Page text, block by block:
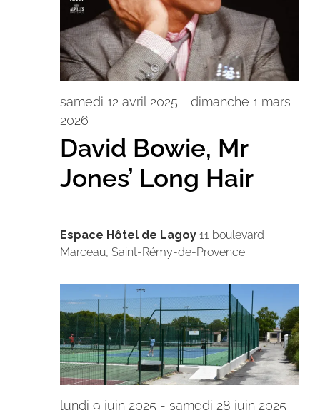
David Bowie, Mr
Jones’ Long Hair
samedi 12 avril 2025 - dimanche 1 mars
2026
Espace Hôtel de Lagoy 11 boulevard
Marceau, Saint-Rémy-de-Provence
lundi 9 juin 2025 - samedi 28 juin 2025